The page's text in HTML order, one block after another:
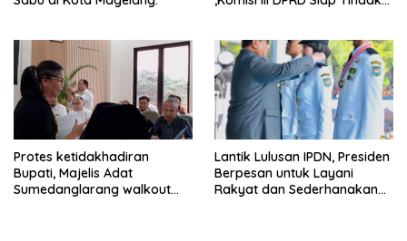
Protes ketidakhadiran
Bupati, Majelis Adat
Sumedanglarang walkout
Lantik Lulusan IPDN, Presiden
Berpesan untuk Layani
Rakyat dan Sederhanakan